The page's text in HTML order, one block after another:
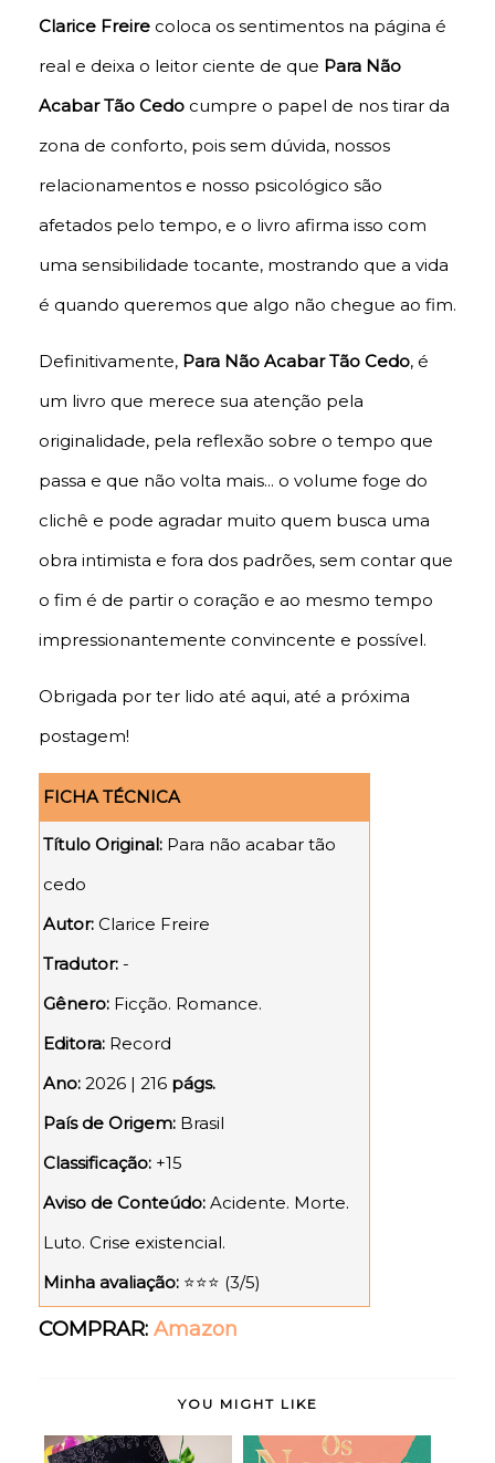
Clarice Freire coloca os sentimentos na página é
real e deixa o leitor ciente de que Para Não
Acabar Tão Cedo cumpre o papel de nos tirar da
zona de conforto, pois sem dúvida, nossos
relacionamentos e nosso psicológico são
afetados pelo tempo, e o livro afirma isso com
uma sensibilidade tocante, mostrando que a vida
é quando queremos que algo não chegue ao fim.
Definitivamente, Para Não Acabar Tão Cedo, é
um livro que merece sua atenção pela
originalidade, pela reflexão sobre o tempo que
passa e que não volta mais... o volume foge do
clichê e pode agradar muito quem busca uma
obra intimista e fora dos padrões, sem contar que
o fim é de partir o coração e ao mesmo tempo
impressionantemente convincente e possível.
Obrigada por ter lido até aqui, até a próxima
postagem!
FICHA TÉCNICA
Título Original: Para não acabar tão
cedo
Autor: Clarice Freire
Tradutor: -
Gênero: Ficção. Romance.
Editora: Record
Ano: 2026 | 216 págs.
País de Origem: Brasil
Classificação: +15
Aviso de Conteúdo: Acidente. Morte.
Luto. Crise existencial.
Minha avaliação: ⭐⭐⭐ (3/5)
COMPRAR: Amazon
YOU MIGHT LIKE